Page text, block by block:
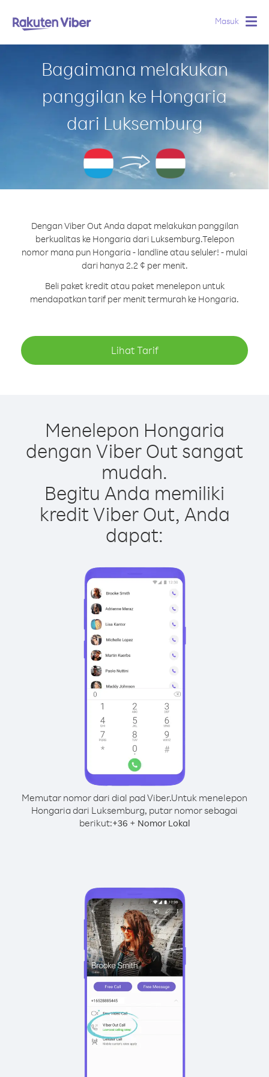
Masuk
Bagaimana melakukan
panggilan ke Hongaria
dari Luksemburg
Dengan Viber Out Anda dapat melakukan panggilan
berkualitas ke Hongaria dari Luksemburg.Telepon
nomor mana pun Hongaria - landline atau seluler! - mulai
dari hanya 2.2 ¢ per menit.
Beli paket kredit atau paket menelepon untuk
mendapatkan tarif per menit termurah ke Hongaria.
Lihat Tarif
Menelepon Hongaria
dengan Viber Out sangat
mudah.
Begitu Anda memiliki
kredit Viber Out, Anda
dapat:
Memutar nomor dari dial pad Viber.Untuk menelepon
Hongaria dari Luksemburg, putar nomor sebagai
berikut:+36 + Nomor Lokal